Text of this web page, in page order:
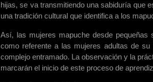
hijas, se va transmitiendo una sabiduría que
una tradición cultural que identifica a los
Así, las mujeres mapuche desde pequeñas
como referente a las mujeres adultas de
complejo entramado. La observación y la
marcarán el inicio de este proceso de